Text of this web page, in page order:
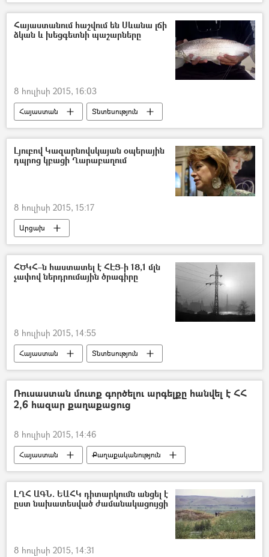
Հայաստանում հաշվում են Սևանա լճի
ձկան և խեցգետնի պաշարները
8 հուլիսի 2015, 16:03
Հայաստան Տնտեսություն
Լյուբով Կազարնովսկայան օպերային
դպրոց կբացի Ղարաբաղում
8 հուլիսի 2015, 15:17
Արցախ
ՀԾԿՀ–ն հաստատել է ՀԷՑ-ի 18,1 մլն
չափով ներդրումային ծրագիրը
8 հուլիսի 2015, 14:55
Հայաստան Տնտեսություն
Ռուսաստան մուտք գործելու արգելքը հանվել է ՀՀ
2,6 հազար քաղաքացուց
8 հուլիսի 2015, 14:46
Հայաստան Քաղաքականություն
ԼՂՀ ԱԳՆ. ԵԱՀԿ դիտարկումն անցել է
ըստ նախատեսված ժամանակացույցի
8 հուլիսի 2015, 14:31